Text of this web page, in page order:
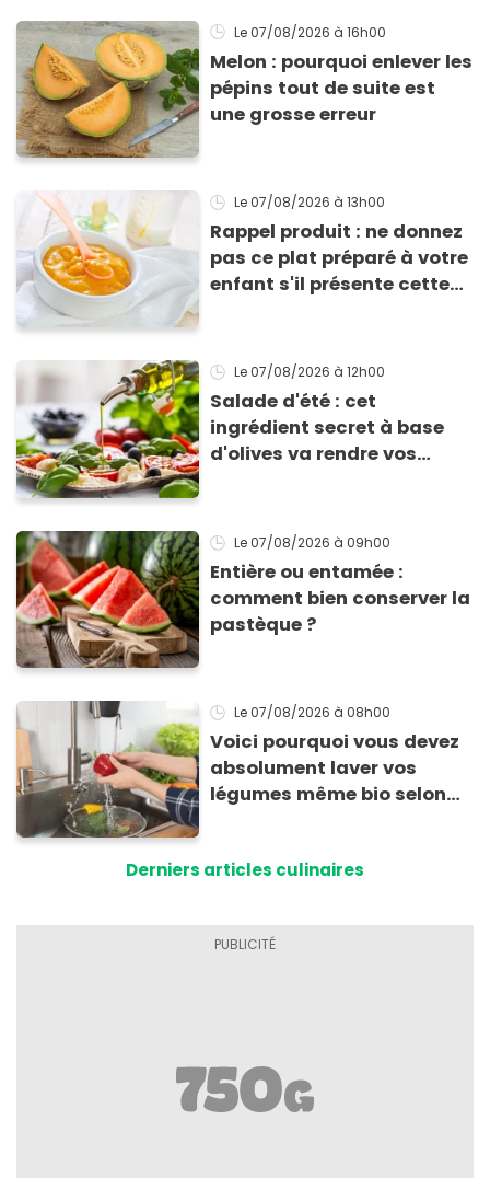
Le 07/08/2026 à 16h00
Melon : pourquoi enlever les
pépins tout de suite est
une grosse erreur
Le 07/08/2026 à 13h00
Rappel produit : ne donnez
pas ce plat préparé à votre
enfant s'il présente cette
Le 07/08/2026 à 12h00
Salade d'été : cet
ingrédient secret à base
d'olives va rendre vos
Le 07/08/2026 à 09h00
Entière ou entamée :
comment bien conserver la
pastèque ?
Le 07/08/2026 à 08h00
Voici pourquoi vous devez
absolument laver vos
légumes même bio selon
Derniers articles culinaires